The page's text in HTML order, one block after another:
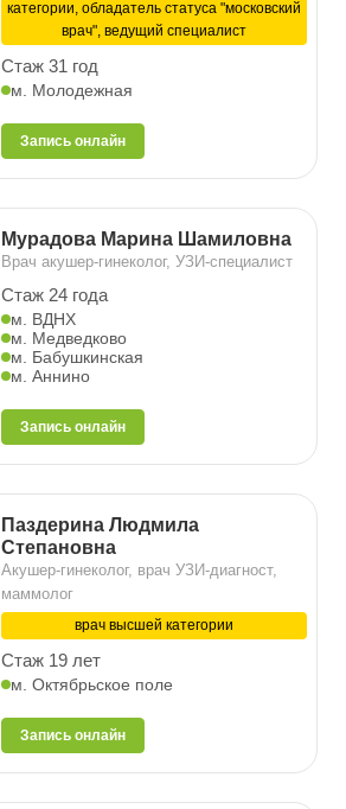
категории, обладатель статуса "московский
врач", ведущий специалист
Стаж 31 год
м. Молодежная
Запись онлайн
Мурадова Марина Шамиловна
Врач акушер-гинеколог, УЗИ-специалист
Стаж 24 года
м. ВДНХ
м. Медведково
м. Бабушкинская
м. Аннино
Запись онлайн
Паздерина Людмила
Степановна
Акушер-гинеколог, врач УЗИ-диагност,
маммолог
врач высшей категории
Стаж 19 лет
м. Октябрьское поле
Запись онлайн